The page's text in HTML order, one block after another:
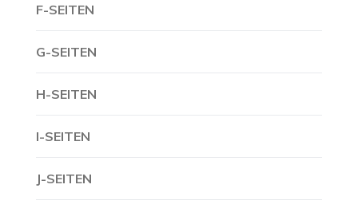
F-SEITEN
G-SEITEN
H-SEITEN
I-SEITEN
J-SEITEN